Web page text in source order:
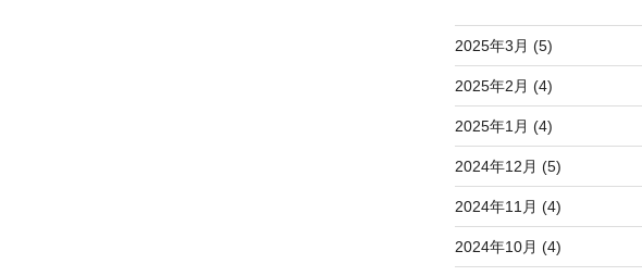
2025年3月 (5)
2025年2月 (4)
2025年1月 (4)
2024年12月 (5)
2024年11月 (4)
2024年10月 (4)